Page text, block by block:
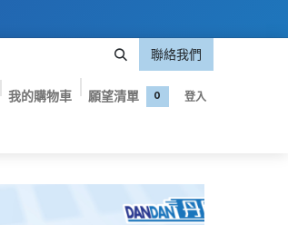
聯絡我們
我的購物車 0
願望清單 登入